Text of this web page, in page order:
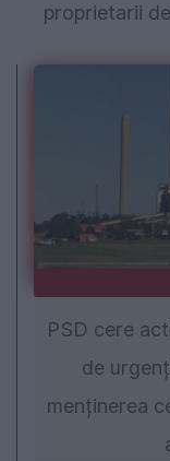
proprietarii
PSD cere
de
menținerea